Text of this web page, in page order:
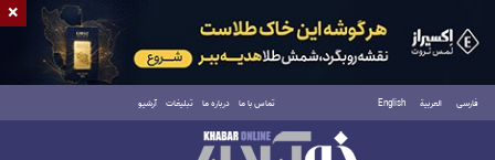
فارسی العربية English تماس با ما درباره ما تبلیغات آرشیو
یکشنبه ۱۸ مرداد ۱۴۰۵
×